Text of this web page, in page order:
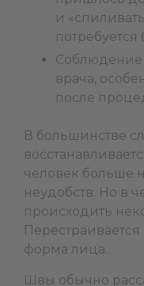
и
врача,
после
В большинстве
человек больше
неудобств. Но в
происходить
форма лица.
Швы обычно